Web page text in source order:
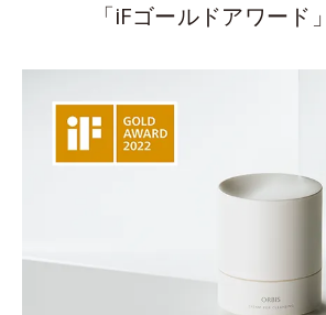
「iFゴールドアワード